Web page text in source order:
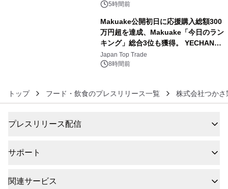
5時間前
Makuake公開初日に応援購入総額300
万円超を達成、Makuake「今日のラン
キング」総合3位も獲得。 YECHAN音
浴シンギングボウル第2弾の大型サイ
ズ（XL・2XL・3XL）を先行販売中
Japan Top Trade
8時間前
トップ フード・飲食のプレスリリース一覧 株式会社つかさ
プレスリリース配信
サポート
関連サービス